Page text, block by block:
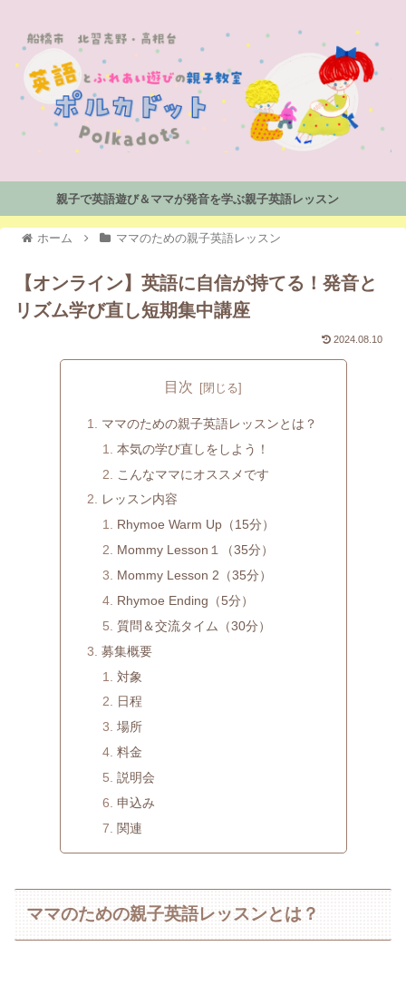
親子で英語遊び＆ママが発音を学ぶ親子英語レッスン
ホーム ママのための親子英語レッスン
【オンライン】英語に自信が持てる！発音と
リズム学び直し短期集中講座
2024.08.10
目次
ママのための親子英語レッスンとは？
本気の学び直しをしよう！
こんなママにオススメです
レッスン内容
Rhymoe Warm Up（15分）
Mommy Lesson１（35分）
Mommy Lesson 2（35分）
Rhymoe Ending（5分）
質問＆交流タイム（30分）
募集概要
対象
日程
場所
料金
説明会
申込み
関連
ママのための親子英語レッスンとは？